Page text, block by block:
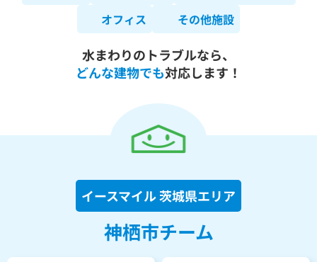
オフィス
その他施設
水まわりのトラブルなら、
どんな建物でも対応します！
イースマイル 茨城県エリア
神栖市チーム